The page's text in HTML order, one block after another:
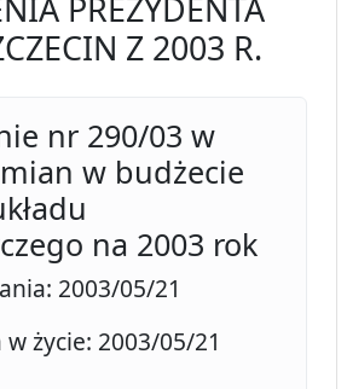
PREZYDENTA
Z 2003 R.
nr 290/03 w
w budżecie
na 2003 rok
2003/05/21
życie: 2003/05/21